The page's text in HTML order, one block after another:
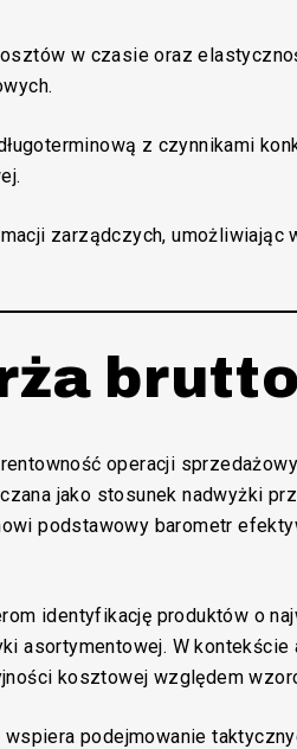
w czasie oraz
z czynnikami
zarządczych, umożliwiając
operacji
jako stosunek nadwyżki
podstawowy barometr
identyfikację produktów o
asortymentowej. W kontekście
kosztowej względem
podejmowanie